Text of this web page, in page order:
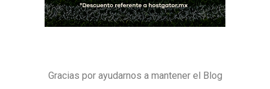
Gracias por ayudarnos a mantener el Blog